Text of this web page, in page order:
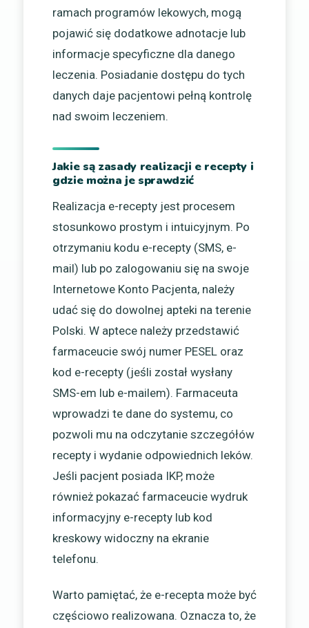
ramach programów lekowych, mogą
pojawić się dodatkowe adnotacje lub
informacje specyficzne dla danego
leczenia. Posiadanie dostępu do tych
danych daje pacjentowi pełną kontrolę
nad swoim leczeniem.
Jakie są zasady realizacji e recepty i
gdzie można je sprawdzić
Realizacja e-recepty jest procesem
stosunkowo prostym i intuicyjnym. Po
otrzymaniu kodu e-recepty (SMS, e-
mail) lub po zalogowaniu się na swoje
Internetowe Konto Pacjenta, należy
udać się do dowolnej apteki na terenie
Polski. W aptece należy przedstawić
farmaceucie swój numer PESEL oraz
kod e-recepty (jeśli został wysłany
SMS-em lub e-mailem). Farmaceuta
wprowadzi te dane do systemu, co
pozwoli mu na odczytanie szczegółów
recepty i wydanie odpowiednich leków.
Jeśli pacjent posiada IKP, może
również pokazać farmaceucie wydruk
informacyjny e-recepty lub kod
kreskowy widoczny na ekranie
telefonu.
Warto pamiętać, że e-recepta może być
częściowo realizowana. Oznacza to, że